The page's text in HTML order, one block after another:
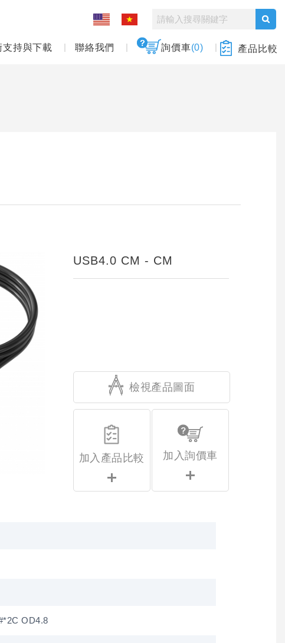
支持與下載 聯絡我們 詢價車(0) 產品比較
USB4.0 CM - CM
檢視產品圖面
加入產品比較 加入詢價車
OD4.8